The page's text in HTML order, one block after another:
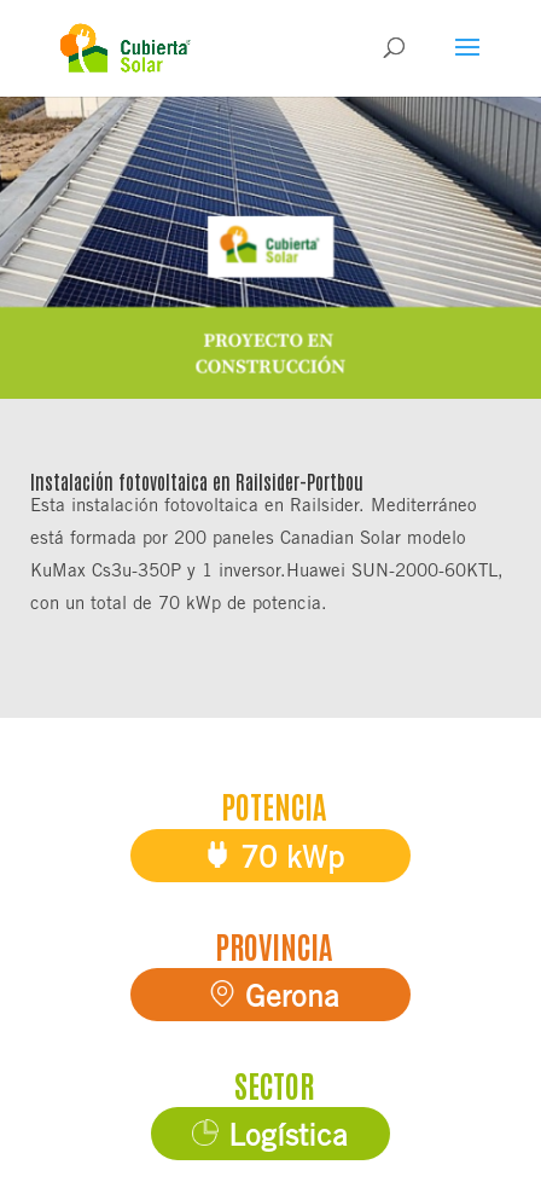
Instalación fotovoltaica en Railsider-Portbou
Esta instalación fotovoltaica en Railsider. Mediterráneo
está formada por 200 paneles Canadian Solar modelo
KuMax Cs3u-350P y 1 inversor.Huawei SUN-2000-60KTL,
con un total de 70 kWp de potencia.
POTENCIA
70 kWp
PROVINCIA
Gerona
SECTOR
Logística